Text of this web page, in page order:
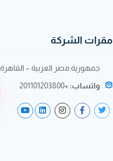
مقرات الشركة
جمهورية مصر العربية – القاهرة
واتساب: +201101203800